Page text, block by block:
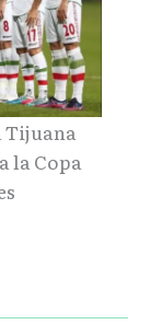
Tijuana
la Copa